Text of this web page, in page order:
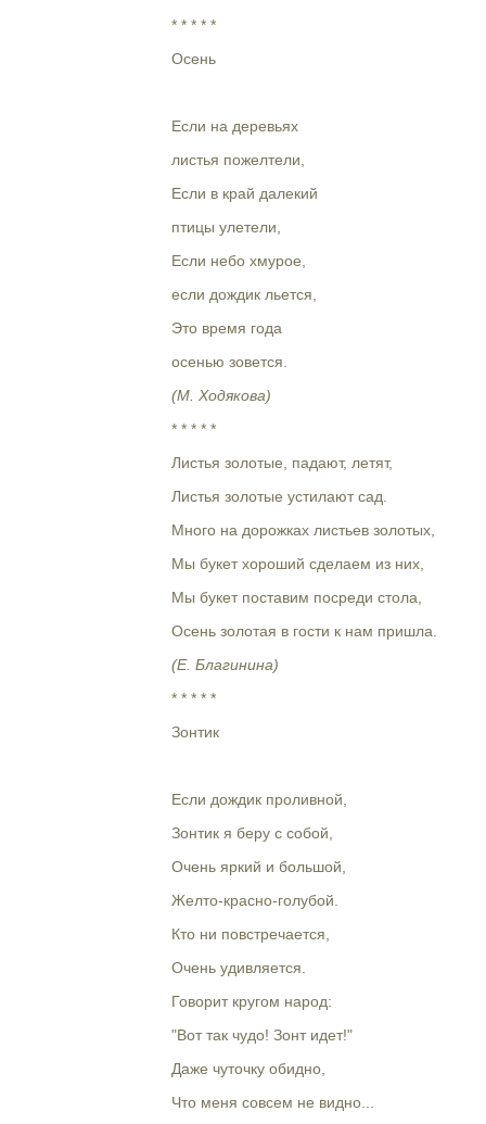
* * * * *
Осень
Если на деревьях
листья пожелтели,
Если в край далекий
птицы улетели,
Если небо хмурое,
если дождик льется,
Это время года
осенью зовется.
(М. Ходякова)
* * * * *
Листья золотые, падают, летят,
Листья золотые устилают сад.
Много на дорожках листьев золотых,
Мы букет хороший сделаем из них,
Мы букет поставим посреди стола,
Осень золотая в гости к нам пришла.
(Е. Благинина)
* * * * *
Зонтик
Если дождик проливной,
Зонтик я беру с собой,
Очень яркий и большой,
Желто-красно-голубой.
Кто ни повстречается,
Очень удивляется.
Говорит кругом народ:
"Вот так чудо! Зонт идет!"
Даже чуточку обидно,
Что меня совсем не видно...